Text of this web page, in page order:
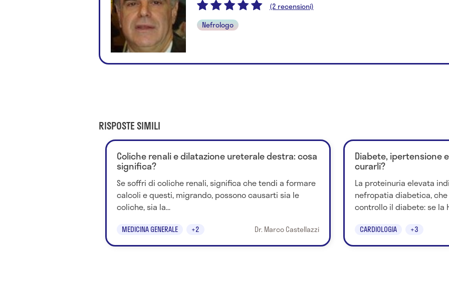
(2 recensioni)
Nefrologo
RISPOSTE SIMILI
Coliche renali e dilatazione ureterale destra: cosa
significa?
Se soffri di coliche renali, significa che tendi a formare
calcoli e questi, migrando, possono causarti sia le
coliche, sia la...
MEDICINA GENERALE +2 Dr. Marco Castellazzi
Diabete, ipertensione
curarli?
La proteinuria elevata
nefropatia diabetica,
controllo il diabete: se la
CARDIOLOGIA +3